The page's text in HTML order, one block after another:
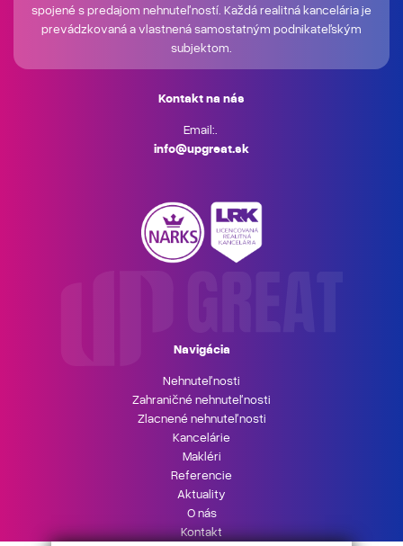
spojené s predajom nehnuteľností. Každá realitná kancelária je
prevádzkovaná a vlastnená samostatným podnikateľským
subjektom.
Kontakt na nás
Email:.
info@upgreat.sk
Navigácia
Nehnuteľnosti
Zahraničné nehnuteľnosti
Zlacnené nehnuteľnosti
Kancelárie
Makléri
Referencie
Aktuality
O nás
Kontakt